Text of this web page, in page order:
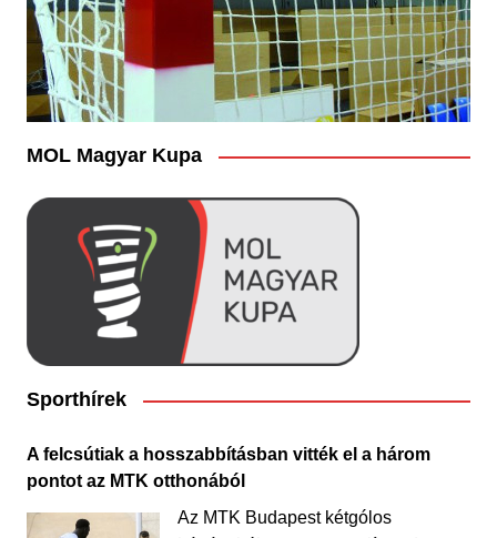
MOL Magyar Kupa
Sporthírek
A felcsútiak a hosszabbításban vitték el a három
pontot az MTK otthonából
Az MTK Budapest kétgólos